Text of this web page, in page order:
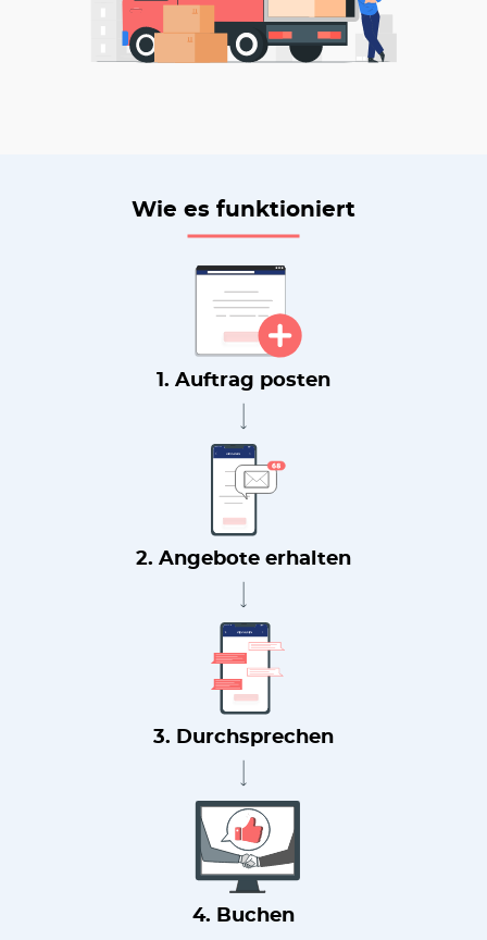
Wie es funktioniert
1. Auftrag posten
2. Angebote erhalten
3. Durchsprechen
4. Buchen